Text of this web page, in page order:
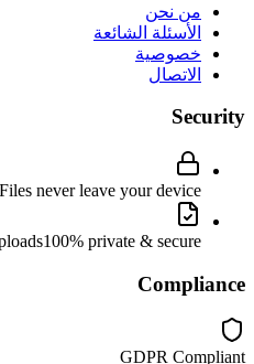
من نحن
الأسئلة الشائعة
خصوصية
الاتصال
Security
Files never leave your device
100% private & secure
Compliance
GDPR Compliant